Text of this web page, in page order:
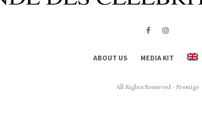
ABOUT US MEDIA KIT
All Rights Reserved - Prestige